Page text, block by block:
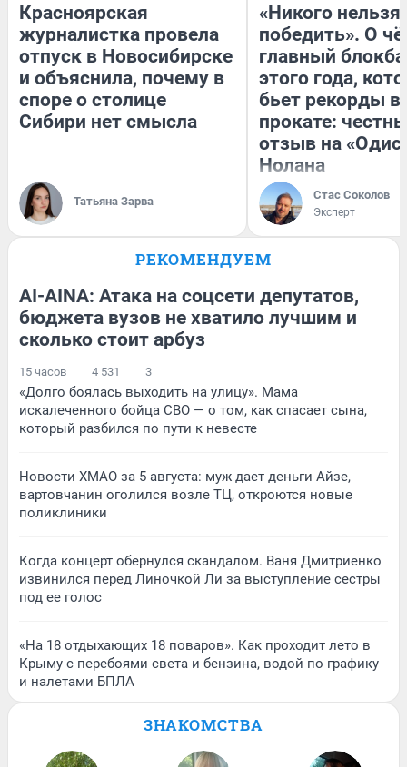
Красноярская
журналистка провела
отпуск в Новосибирске
и объяснила, почему в
споре о столице
Сибири нет смысла
Татьяна Зарва
«Никого нельзя
победить». О
главный
этого года,
бьет рекорды в
прокате:
отзыв на
Нолана
Стас Соколов
Эксперт
РЕКОМЕНДУЕМ
AI-AINA: Атака на соцсети депутатов,
бюджета вузов не хватило лучшим и
сколько стоит арбуз
15 часов 4 531 3
«Долго боялась выходить на улицу». Мама
искалеченного бойца СВО — о том, как спасает сына,
который разбился по пути к невесте
Новости ХМАО за 5 августа: муж дает деньги Айзе,
вартовчанин оголился возле ТЦ, откроются новые
поликлиники
Когда концерт обернулся скандалом. Ваня Дмитриенко
извинился перед Линочкой Ли за выступление сестры
под ее голос
«На 18 отдыхающих 18 поваров». Как проходит лето в
Крыму с перебоями света и бензина, водой по графику
и налетами БПЛА
ЗНАКОМСТВА